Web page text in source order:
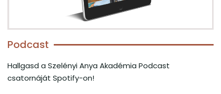
Podcast
Hallgasd a Szelényi Anya Akadémia Podcast
csatornáját Spotify-on!